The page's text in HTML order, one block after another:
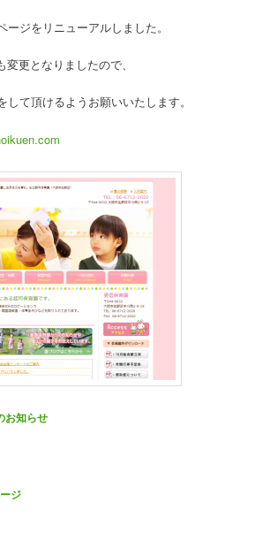
ージをリニューアルしました。
更となりましたので、
して頂けるようお願いいたします。
お知らせ
ジ